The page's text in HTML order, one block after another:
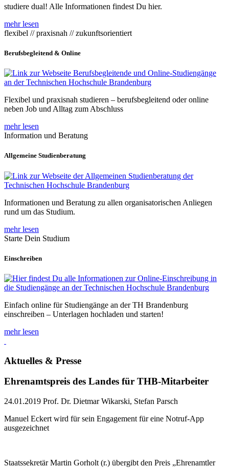
studiere dual! Alle Informationen findest Du hier.
mehr lesen
flexibel // praxisnah // zukunftsorientiert
Berufsbegleitend & Online
Flexibel und praxisnah studieren – berufsbegleitend oder online
neben Job und Alltag zum Abschluss
mehr lesen
Information und Beratung
Allgemeine Studienberatung
Informationen und Beratung zu allen organisatorischen Anliegen
rund um das Studium.
mehr lesen
Starte Dein Studium
Einschreiben
Einfach online für Studiengänge an der TH Brandenburg
einschreiben – Unterlagen hochladen und starten!
mehr lesen
Aktuelles & Presse
Ehrenamtspreis des Landes für THB-Mitarbeiter
24.01.2019 Prof. Dr. Dietmar Wikarski, Stefan Parsch
Manuel Eckert wird für sein Engagement für eine Notruf-App
ausgezeichnet
Staatssekretär Martin Gorholt (r.) übergibt den Preis „Ehrenamtler